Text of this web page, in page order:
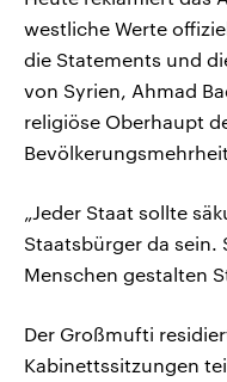
westliche Werte
die Statements und
von Syrien, Ahmad
religiöse Oberhaupt
„Jeder Staat sollte
Staatsbürger da sein.
Menschen gestalten
Der Großmufti
Kabinettssitzungen